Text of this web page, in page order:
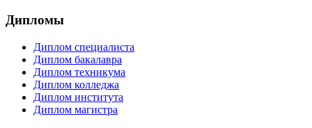
Дипломы
Диплом специалиста
Диплом бакалавра
Диплом техникума
Диплом колледжа
Диплом института
Диплом магистра